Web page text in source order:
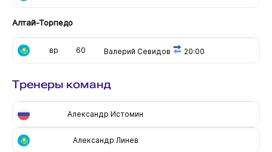
Алтай-Торпедо
вр 60 Валерий Севидов 20:00
Тренеры команд
Александр Истомин
Александр Линев